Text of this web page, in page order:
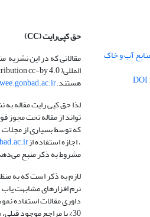
آب و خاک
حق کپی‌رایت(CC)
مقالاتی که در این
هستند.
لذا حق کپی رایت مقاله
تواند از مقاله تحت مجوز
که توسط بسیاری از
، اجازه استفاده از
مشروط به ذکر منبع
لازم به ذکر است که به
نرم افزارهای مشابهت
داوری مقالات استفاده
30% با مراجع موجود قبلی، مقاله رد خواهد شد.